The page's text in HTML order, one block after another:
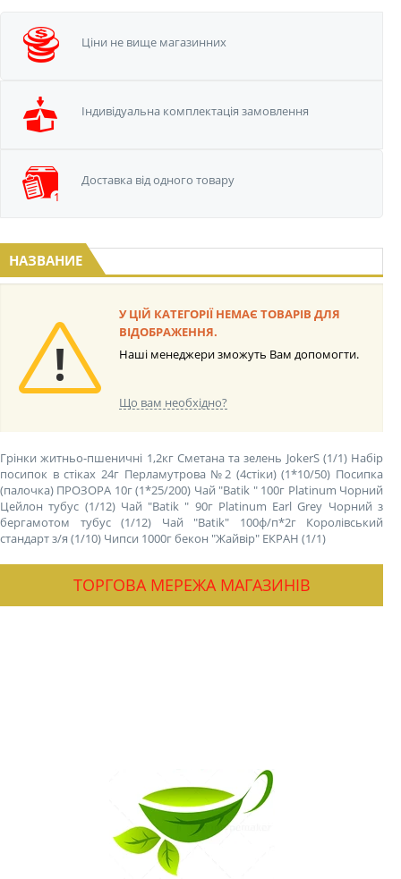
Ціни не вище магазинних
Iндивідуальна комплектація замовлення
Доставка від одного товару
НАЗВАНИЕ
У ЦІЙ КАТЕГОРІЇ НЕМАЄ ТОВАРІВ ДЛЯ
ВІДОБРАЖЕННЯ.
Наші менеджери зможуть Вам допомогти.
Що вам необхідно?
Грінки житньо-пшеничні 1,2кг Сметана та зелень JokerS (1/1) Набір
посипок в стіках 24г Перламутрова №2 (4стіки) (1*10/50) Посипка
(палочка) ПРОЗОРА 10г (1*25/200) Чай "Batik " 100г Platinum Чорний
Цейлон тубус (1/12) Чай "Batik " 90г Platinum Earl Grey Чорний з
бергамотом тубус (1/12)
Чай "Batik" 100ф/п*2г Королівський
стандарт з/я (1/10) Чипси 1000г бекон "Жайвір" ЕКРАН (1/1)
ТОРГОВА МЕРЕЖА МАГАЗИНІВ